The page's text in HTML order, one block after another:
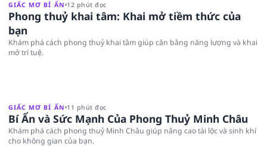
GIẤC MƠ BÍ ẨN 12 phút đọc
Phong thuỷ khai tâm: Khai mở tiềm thức của
bạn
Khám phá cách phong thuỷ khai tâm giúp cân bằng năng lượng và khai
mở trí tuệ.
GIẤC MƠ BÍ ẨN 11 phút đọc
Bí Ẩn và Sức Mạnh Của Phong Thuỷ Minh Châu
Khám phá cách phong thuỷ Minh Châu giúp nâng cao tài lộc và sinh khí
cho không gian của bạn.